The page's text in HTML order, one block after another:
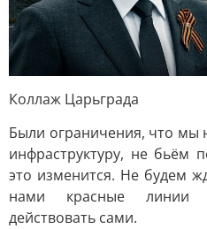
Коллаж Царьграда
Были ограничения, что мы
инфраструктуру, не бьём
это изменится. Не будем
нами красные линии
действовать сами.